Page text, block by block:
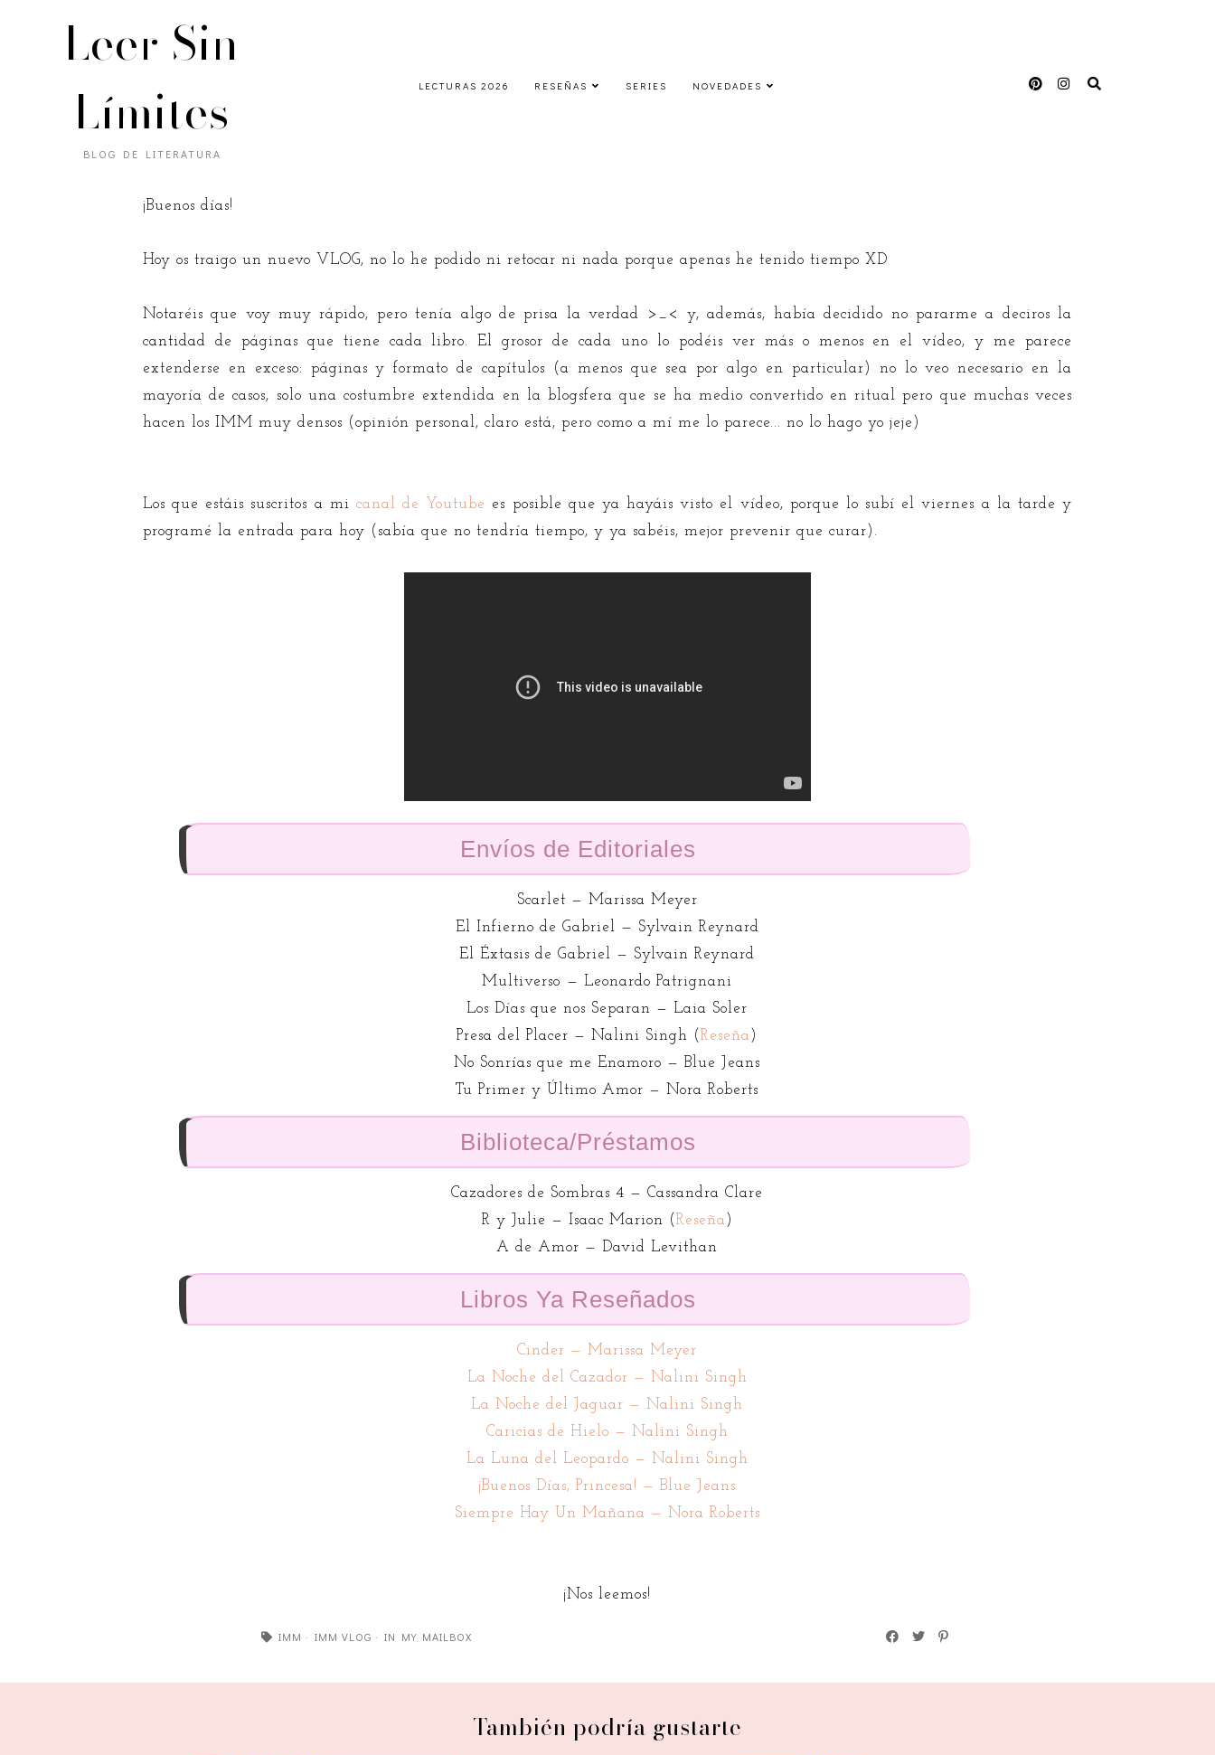
Leer Sin
Límites
BLOG DE LITERATURA
LECTURAS 2026 RESEÑAS SERIES NOVEDADES
¡Buenos días!
Hoy os traigo un nuevo VLOG, no lo he podido ni retocar ni nada porque apenas he tenido tiempo XD
Notaréis que voy muy rápido, pero tenía algo de prisa la verdad >_< y, además, había decidido no pararme a deciros la
cantidad de páginas que tiene cada libro. El grosor de cada uno lo podéis ver más o menos en el vídeo, y me parece
extenderse en exceso: páginas y formato de capítulos (a menos que sea por algo en particular) no lo veo necesario en la
mayoría de casos, solo una costumbre extendida en la blogsfera que se ha medio convertido en ritual pero que muchas veces
hacen los IMM muy densos (opinión personal, claro está, pero como a mí me lo parece... no lo hago yo jeje)
Los que estáis suscritos a mi canal de Youtube es posible que ya hayáis visto el vídeo, porque lo subí el viernes a la tarde y
programé la entrada para hoy (sabía que no tendría tiempo, y ya sabéis, mejor prevenir que curar).
Envíos de Editoriales
Scarlet — Marissa Meyer
El Infierno de Gabriel — Sylvain Reynard
El Éxtasis de Gabriel — Sylvain Reynard
Multiverso — Leonardo Patrignani
Los Días que nos Separan — Laia Soler
Presa del Placer — Nalini Singh (Reseña )
No Sonrías que me Enamoro — Blue Jeans
Tu Primer y Último Amor — Nora Roberts
Biblioteca/Préstamos
Cazadores de Sombras 4 — Cassandra Clare
R y Julie — Isaac Marion ( Reseña )
A de Amor — David Levithan
Libros Ya Reseñados
Cinder — Marissa Meyer
La Noche del Cazador — Nalini Singh
La Noche del Jaguar — Nalini Singh
Caricias de Hielo — Nalini Singh
La Luna del Leopardo — Nalini Singh
¡Buenos Días, Princesa! — Blue Jeans
Siempre Hay Un Mañana — Nora Roberts
¡Nos leemos!
IMM ·IMM VLOG ·IN MY MAILBOX
También podría gustarte